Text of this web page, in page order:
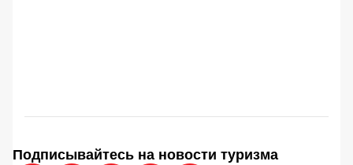
Подписывайтесь на новости туризма